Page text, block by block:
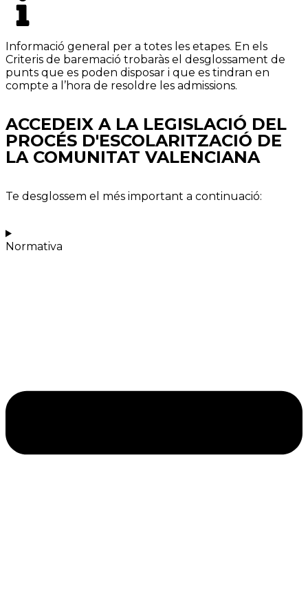
Informació general per a totes les etapes. En els
Criteris de baremació trobaràs el desglossament de
punts que es poden disposar i que es tindran en
compte a l’hora de resoldre les admissions.
ACCEDEIX A LA LEGISLACIÓ DEL
PROCÉS D'ESCOLARITZACIÓ DE
LA COMUNITAT VALENCIANA
Te desglossem el més important a continuació:
Normativa